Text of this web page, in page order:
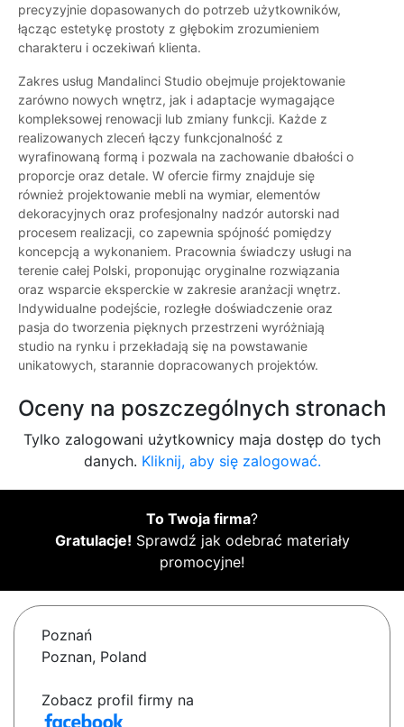
precyzyjnie dopasowanych do potrzeb użytkowników,
łącząc estetykę prostoty z głębokim zrozumieniem
charakteru i oczekiwań klienta.
Zakres usług Mandalinci Studio obejmuje projektowanie
zarówno nowych wnętrz, jak i adaptacje wymagające
kompleksowej renowacji lub zmiany funkcji. Każde z
realizowanych zleceń łączy funkcjonalność z
wyrafinowaną formą i pozwala na zachowanie dbałości o
proporcje oraz detale. W ofercie firmy znajduje się
również projektowanie mebli na wymiar, elementów
dekoracyjnych oraz profesjonalny nadzór autorski nad
procesem realizacji, co zapewnia spójność pomiędzy
koncepcją a wykonaniem. Pracownia świadczy usługi na
terenie całej Polski, proponując oryginalne rozwiązania
oraz wsparcie eksperckie w zakresie aranżacji wnętrz.
Indywidualne podejście, rozległe doświadczenie oraz
pasja do tworzenia pięknych przestrzeni wyróżniają
studio na rynku i przekładają się na powstawanie
unikatowych, starannie dopracowanych projektów.
Oceny na poszczególnych stronach
Tylko zalogowani użytkownicy maja dostęp do tych
danych. Kliknij, aby się zalogować.
To Twoja firma?
Gratulacje! Sprawdź jak odebrać materiały
promocyjne!
Poznań
Poznan, Poland
Zobacz profil firmy na